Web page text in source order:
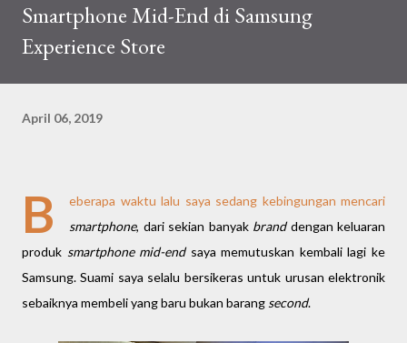
Smartphone Mid-End di Samsung
Experience Store
April 06, 2019
B
eberapa waktu lalu saya sedang kebingungan mencari
smartphone, dari sekian banyak branddengan keluaran
produk smartphone mid-endsaya memutuskan kembali lagi ke
Samsung. Suami saya selalu bersikeras untuk urusan elektronik
sebaiknya membeli yang baru bukan barang second.